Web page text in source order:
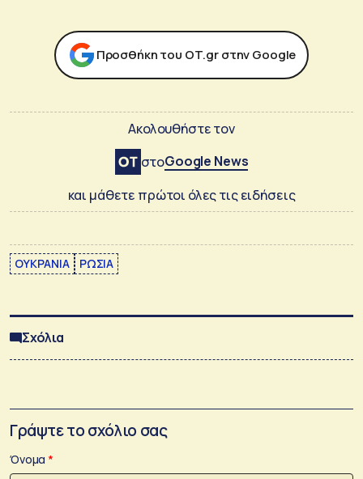
Προσθήκη του ΟΤ.gr στην Google
Ακολουθήστε τον
στοGoogle News
και μάθετε πρώτοι όλες τις ειδήσεις
ΟΥΚΡΑΝΙΑ ΡΩΣΙΑ
Σχόλια
Γράψτε το σχόλιο σας
Όνομα